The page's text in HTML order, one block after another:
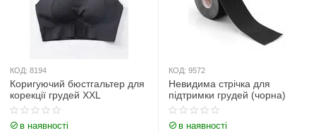
КОД: 8194
Коригуючий бюстгальтер для
корекції грудей ХХL
в наявності
КОД: 9572
Невидима стрічка для
підтримки грудей (чорна)
в наявності